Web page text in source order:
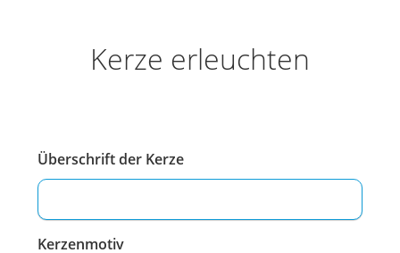
Kerze erleuchten
Überschrift der Kerze
Kerzenmotiv